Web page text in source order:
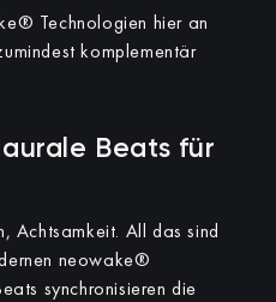
Technologien hier an
komplementär
Beats für
Achtsamkeit. All das sind
neowake®
synchronisieren die